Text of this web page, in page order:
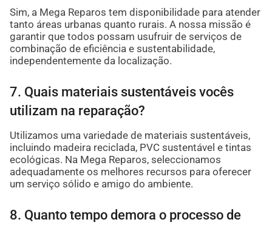
Sim, a Mega Reparos tem disponibilidade para atender
tanto áreas urbanas quanto rurais. A nossa missão é
garantir que todos possam usufruir de serviços de
combinação de eficiência e sustentabilidade,
independentemente da localização.
7. Quais materiais sustentáveis vocês
utilizam na reparação?
Utilizamos uma variedade de materiais sustentáveis,
incluindo madeira reciclada, PVC sustentável e tintas
ecológicas. Na Mega Reparos, seleccionamos
adequadamente os melhores recursos para oferecer
um serviço sólido e amigo do ambiente.
8. Quanto tempo demora o processo de